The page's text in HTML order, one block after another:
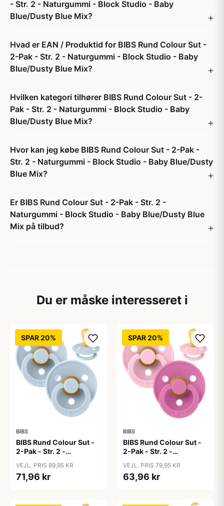
- Str. 2 - Naturgummi - Block Studio - Baby
Blue/Dusty Blue Mix?
Hvad er EAN / Produktid for BIBS Rund Colour Sut -
2-Pak - Str. 2 - Naturgummi - Block Studio - Baby
Blue/Dusty Blue Mix?
Hvilken kategori tilhører BIBS Rund Colour Sut - 2-
Pak - Str. 2 - Naturgummi - Block Studio - Baby
Blue/Dusty Blue Mix?
Hvor kan jeg købe BIBS Rund Colour Sut - 2-Pak -
Str. 2 - Naturgummi - Block Studio - Baby Blue/Dusty
Blue Mix?
Er BIBS Rund Colour Sut - 2-Pak - Str. 2 -
Naturgummi - Block Studio - Baby Blue/Dusty Blue
Mix på tilbud?
Du er måske interesseret i
SPAR 20%
BIBS
BIBS Rund Colour Sut -
2-Pak - Str. 2 -
Blue/Baby Blue
VEJL. PRIS 89,95 KR
71,96 kr
SPAR 20%
BIBS
BIBS Rund Colour Sut -
2-Pak - Str. 2 -
Pink/Bubblegum
VEJL. PRIS 79,95 KR
63,96 kr